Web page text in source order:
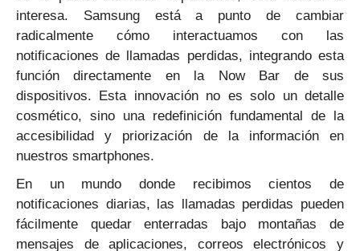
interesa. Samsung está a punto de cambiar
radicalmente cómo interactuamos con las
notificaciones de llamadas perdidas, integrando esta
función directamente en la Now Bar de sus
dispositivos. Esta innovación no es solo un detalle
cosmético, sino una redefinición fundamental de la
accesibilidad y priorización de la información en
nuestros smartphones.
En un mundo donde recibimos cientos de
notificaciones diarias, las llamadas perdidas pueden
fácilmente quedar enterradas bajo montañas de
mensajes de aplicaciones, correos electrónicos y